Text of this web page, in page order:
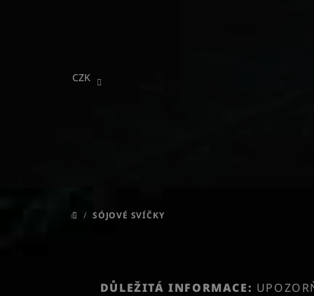
CZK
DOMŮ
/ SÓJOVÉ SVÍČKY
DŮLEŽITÁ INFORMACE: